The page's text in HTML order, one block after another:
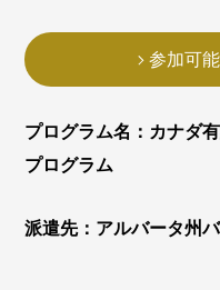
参加可
プログラム名：カナダ
プログラム
派遣先：アルバータ州